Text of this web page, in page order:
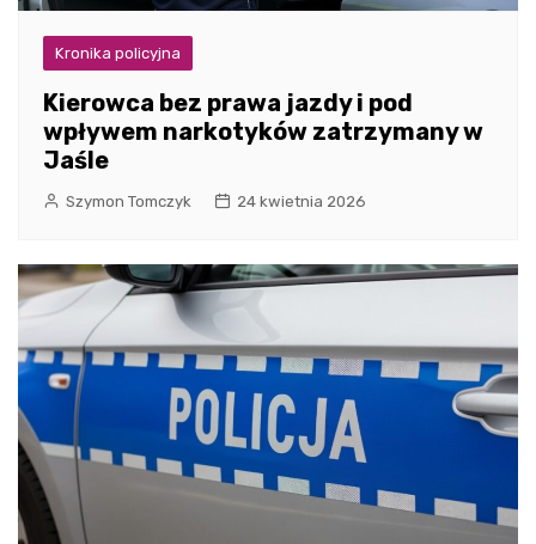
Kronika policyjna
Kierowca bez prawa jazdy i pod
wpływem narkotyków zatrzymany w
Jaśle
Szymon Tomczyk 24 kwietnia 2026